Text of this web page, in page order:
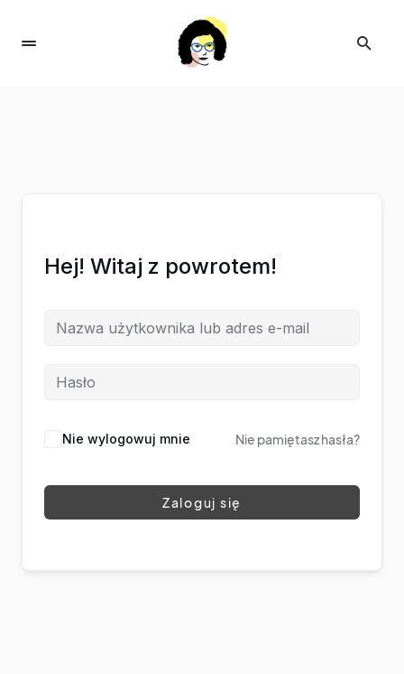
Hej! Witaj z powrotem!
Nie wylogowuj mnie Nie pamiętasz hasła?
Zaloguj się